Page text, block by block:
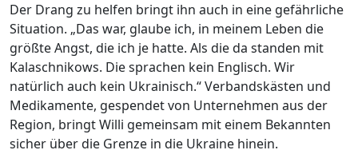
Der Drang zu helfen bringt ihn auch in eine gefährliche
Situation. „Das war, glaube ich, in meinem Leben die
größte Angst, die ich je hatte. Als die da standen mit
Kalaschnikows. Die sprachen kein Englisch. Wir
natürlich auch kein Ukrainisch.“ Verbandskästen und
Medikamente, gespendet von Unternehmen aus der
Region, bringt Willi gemeinsam mit einem Bekannten
sicher über die Grenze in die Ukraine hinein.